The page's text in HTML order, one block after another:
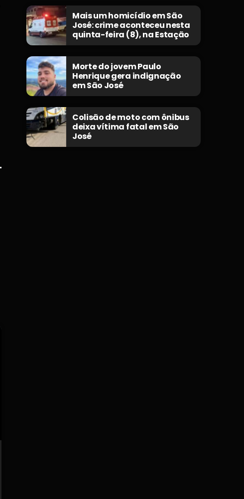
Mais um homicídio em São
José: crime aconteceu nesta
quinta-feira (8), na Estação
Morte do jovem Paulo
Henrique gera indignação
em São José
Colisão de moto com ônibus
deixa vítima fatal em São
José